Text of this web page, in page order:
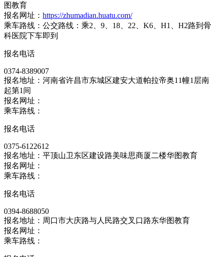
图教育
报名网址： https://zhumadian.huatu.com/
乘车路线：公交路线：乘2、9、18、22、K6、H1、H2路到骨
科医院下车即到
报名电话
0374-8389007
报名地址：河南省许昌市东城区建安大道帕拉帝奥11幢1层南
起第1间
报名网址：
乘车路线：
报名电话
0375-6122612
报名地址：平顶山卫东区建设路美味思商厦二楼华图教育
报名网址：
乘车路线：
报名电话
0394-8688050
报名地址：周口市大庆路与人民路交叉口路东华图教育
报名网址：
乘车路线：